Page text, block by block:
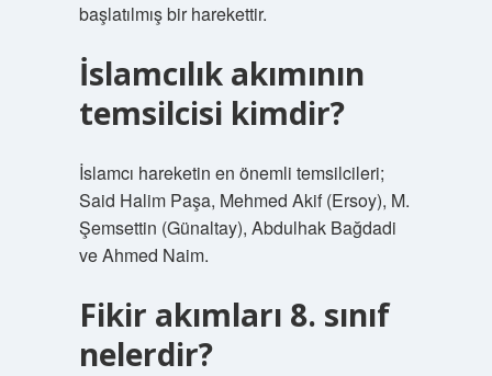
başlatılmış bir harekettir.
İslamcılık akımının
temsilcisi kimdir?
İslamcı hareketin en önemli temsilcileri;
Said Halim Paşa, Mehmed Akif (Ersoy), M.
Şemsettin (Günaltay), Abdulhak Bağdadi
ve Ahmed Naim.
Fikir akımları 8. sınıf
nelerdir?